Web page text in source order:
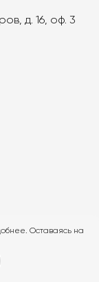
д. 16, оф. 3
сайта
Оставаясь на